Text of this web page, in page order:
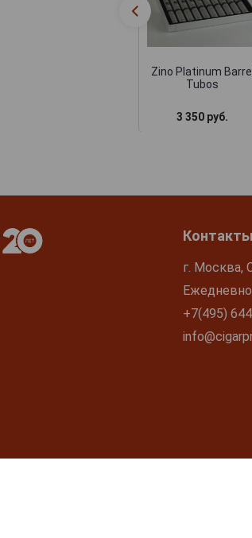
Zino Platinum Barrel
Tubos
3 350 руб.
Контакты
г. Москва,
Ежедневно
+7(495)